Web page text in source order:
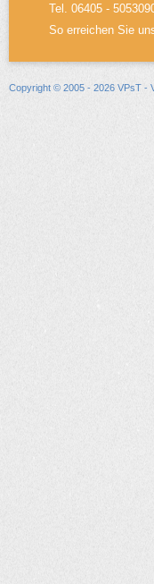
Tel. 06405 -
So erreichen Sie
Copyright © 2005 - 2026 VPsT -